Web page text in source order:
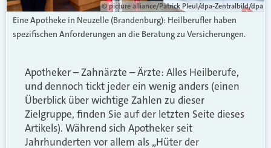
© picture alliance/Patrick Pleul/dpa-Zentralbild/dpa
Eine Apotheke in Neuzelle (Brandenburg): Heilberufler haben
spezifischen Anforderungen an die Beratung zu Versicherungen.
Apotheker – Zahnärzte – Ärzte: Alles Heilberufe,
und dennoch tickt jeder ein wenig anders (einen
Überblick über wichtige Zahlen zu dieser
Zielgruppe, finden Sie auf der letzten Seite dieses
Artikels). Während sich Apotheker seit
Jahrhunderten vor allem als „Hüter der